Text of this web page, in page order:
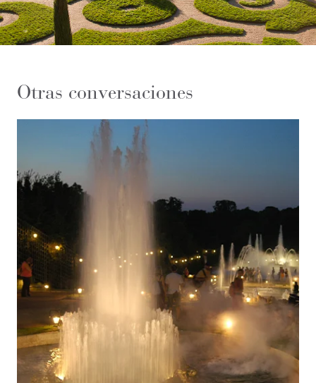
Otras conversaciones